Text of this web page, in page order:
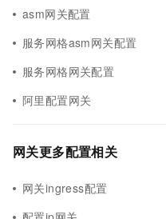
asm网关配置
服务网格asm网关配置
服务网格网关配置
阿里配置网关
网关更多配置相关
网关ingress配置